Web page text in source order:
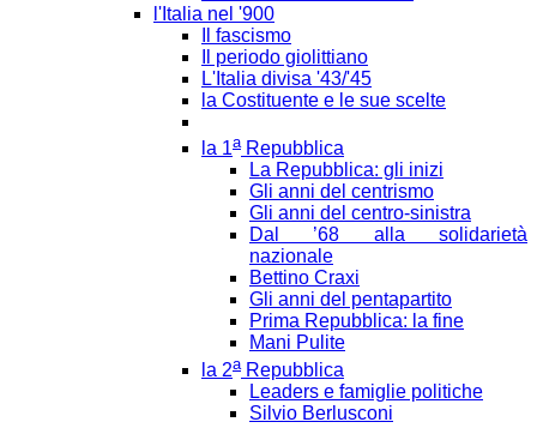
l'Italia nel '900
Il fascismo
Il periodo giolittiano
L'Italia divisa '43/'45
la Costituente e le sue scelte
la 1aRepubblica
La Repubblica: gli inizi
Gli anni del centrismo
Gli anni del centro-sinistra
Dal ’68 alla solidarietà
nazionale
Bettino Craxi
Gli anni del pentapartito
Prima Repubblica: la fine
Mani Pulite
la 2aRepubblica
Leaders e famiglie politiche
Silvio Berlusconi